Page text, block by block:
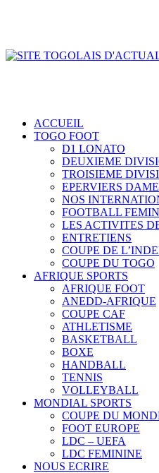
ACCUEIL
TOGO FOOT
D1 LONATO
DEUXIEME
TROISIEME
EPERVIERS
NOS
FOOTBALL
LES ACTIVITES
ENTRETIENS
COUPE DE
COUPE DU TOGO
AFRIQUE SPORTS
AFRIQUE FOOT
ANEDD-AFRIQUE
COUPE CAF
ATHLETISME
BASKETBALL
BOXE
HANDBALL
TENNIS
VOLLEYBALL
MONDIAL SPORTS
COUPE DU
FOOT EUROPE
LDC – UEFA
LDC FEMININE
NOUS ECRIRE